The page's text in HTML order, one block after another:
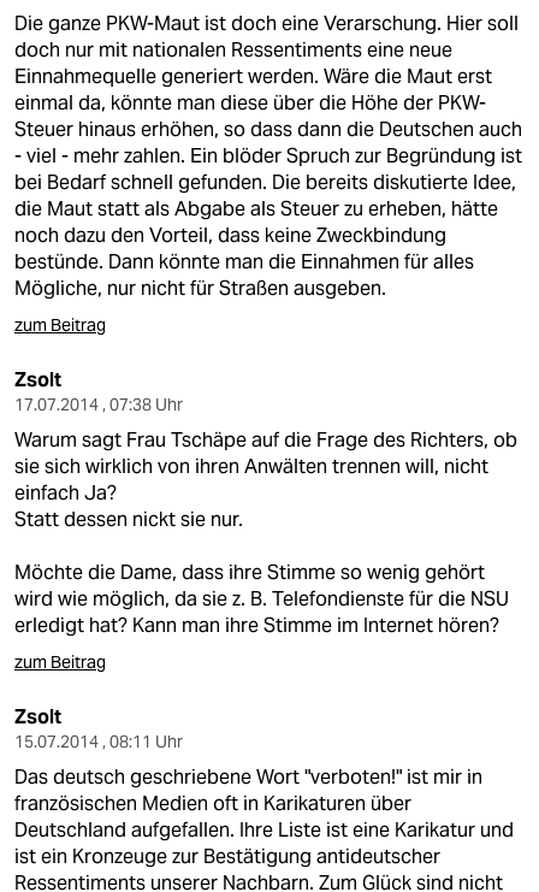
Die ganze PKW-Maut ist doch eine Verarschung. Hier soll
doch nur mit nationalen Ressentiments eine neue
Einnahmequelle generiert werden. Wäre die Maut erst
einmal da, könnte man diese über die Höhe der PKW-
Steuer hinaus erhöhen, so dass dann die Deutschen auch
- viel - mehr zahlen. Ein blöder Spruch zur Begründung ist
bei Bedarf schnell gefunden. Die bereits diskutierte Idee,
die Maut statt als Abgabe als Steuer zu erheben, hätte
noch dazu den Vorteil, dass keine Zweckbindung
bestünde. Dann könnte man die Einnahmen für alles
Mögliche, nur nicht für Straßen ausgeben.
zum Beitrag
Zsolt
17.07.2014 , 07:38 Uhr
Warum sagt Frau Tschäpe auf die Frage des Richters, ob
sie sich wirklich von ihren Anwälten trennen will, nicht
einfach Ja?
Statt dessen nickt sie nur.
Möchte die Dame, dass ihre Stimme so wenig gehört
wird wie möglich, da sie z. B. Telefondienste für die NSU
erledigt hat? Kann man ihre Stimme im Internet hören?
zum Beitrag
Zsolt
15.07.2014 , 08:11 Uhr
Das deutsch geschriebene Wort "verboten!" ist mir in
französischen Medien oft in Karikaturen über
Deutschland aufgefallen. Ihre Liste ist eine Karikatur und
ist ein Kronzeuge zur Bestätigung antideutscher
Ressentiments unserer Nachbarn. Zum Glück sind nicht